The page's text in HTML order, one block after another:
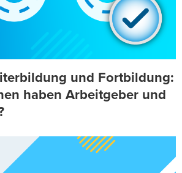
und Fortbildung:
haben Arbeitgeber und